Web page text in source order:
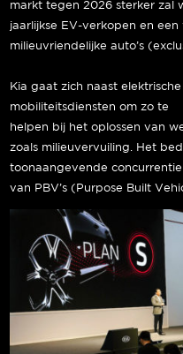
markt tegen 2026 sterker zal
jaarlijkse EV-verkopen en
milieuvriendelijke auto’s
Kia gaat zich naast
mobiliteitsdiensten om zo te
helpen bij het oplossen van
zoals milieuvervuiling. Het
toonaangevende
van PBV’s (Purpose Built